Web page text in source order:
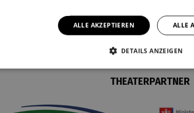
THEATERPARTNER
ALLE AKZEPTIEREN ALLE
DETAILS ANZEIGEN